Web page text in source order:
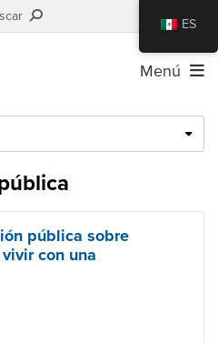
Menú
pública sobre
con una
ES